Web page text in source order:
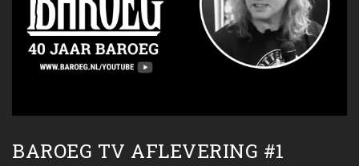
BAROEG TV AFLEVERING #1